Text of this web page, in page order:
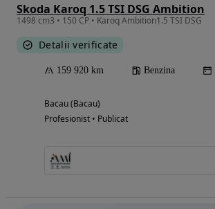
Skoda Karoq 1.5 TSI DSG Ambition
1498 cm3 • 150 CP • Karoq Ambition1.5 TSI DSG
Detalii verificate
159 920 km Benzina
Bacau (Bacau)
Profesionist • Publicat